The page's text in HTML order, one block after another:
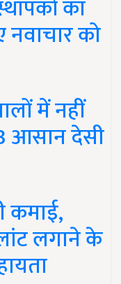
का
नवाचार को
में नहीं
आसान देसी
कमाई,
लगाने के